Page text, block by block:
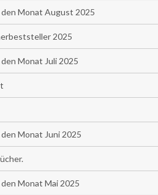
Monat August 2025
2025
Monat Juli 2025
Monat Juni 2025
Monat Mai 2025